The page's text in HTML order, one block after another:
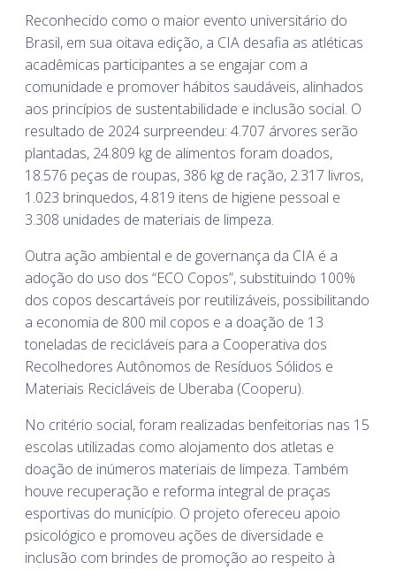
Reconhecido como o maior evento universitário do
Brasil, em sua oitava edição, a CIA desafia as atléticas
acadêmicas participantes a se engajar com a
comunidade e promover hábitos saudáveis, alinhados
aos princípios de sustentabilidade e inclusão social. O
resultado de 2024 surpreendeu: 4.707 árvores serão
plantadas, 24.809 kg de alimentos foram doados,
18.576 peças de roupas, 386 kg de ração, 2.317 livros,
1.023 brinquedos, 4.819 itens de higiene pessoal e
3.308 unidades de materiais de limpeza.
Outra ação ambiental e de governança da CIA é a
adoção do uso dos “ECO Copos”, substituindo 100%
dos copos descartáveis por reutilizáveis, possibilitando
a economia de 800 mil copos e a doação de 13
toneladas de recicláveis para a Cooperativa dos
Recolhedores Autônomos de Resíduos Sólidos e
Materiais Recicláveis de Uberaba (Cooperu).
No critério social, foram realizadas benfeitorias nas 15
escolas utilizadas como alojamento dos atletas e
doação de inúmeros materiais de limpeza. Também
houve recuperação e reforma integral de praças
esportivas do município. O projeto ofereceu apoio
psicológico e promoveu ações de diversidade e
inclusão com brindes de promoção ao respeito à